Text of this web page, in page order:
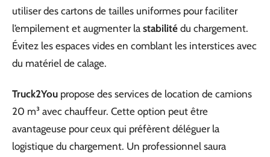
utiliser des cartons de tailles uniformes pour faciliter
l’empilement et augmenter la stabilité du chargement.
Évitez les espaces vides en comblant les interstices avec
du matériel de calage.
Truck2You propose des services de location de camions
20 m³ avec chauffeur. Cette option peut être
avantageuse pour ceux qui préfèrent déléguer la
logistique du chargement. Un professionnel saura